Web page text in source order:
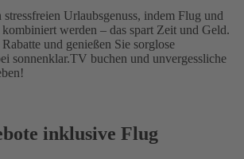
stressfreien Urlaubsgenuss, indem Flug und
werden – das spart Zeit und Geld.
und genießen Sie sorglose
sonnenklar.TV buchen und unvergessliche
inklusive Flug